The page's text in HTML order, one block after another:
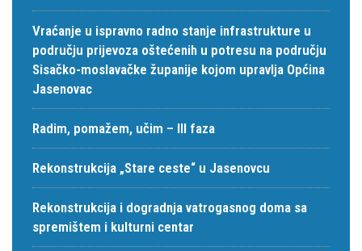
Vraćanje u ispravno radno stanje infrastrukture u
području prijevoza oštećenih u potresu na području
Sisačko-moslavačke županije kojom upravlja Općina
Jasenovac
Radim, pomažem, učim – III faza
Rekonstrukcija „Stare ceste“ u Jasenovcu
Rekonstrukcija i dogradnja vatrogasnog doma sa
spremištem i kulturni centar